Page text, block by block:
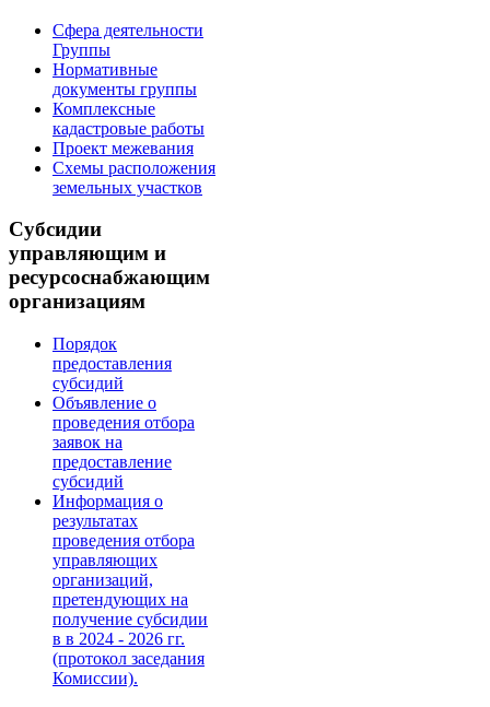
Сфера деятельности
Группы
Нормативные
документы группы
Комплексные
кадастровые работы
Проект межевания
Схемы расположения
земельных участков
Субсидии
управляющим и
ресурсоснабжающим
организациям
Порядок
предоставления
субсидий
Объявление о
проведения отбора
заявок на
предоставление
субсидий
Информация о
результатах
проведения отбора
управляющих
организаций,
претендующих на
получение субсидии
в в 2024 - 2026 гг.
(протокол заседания
Комиссии).